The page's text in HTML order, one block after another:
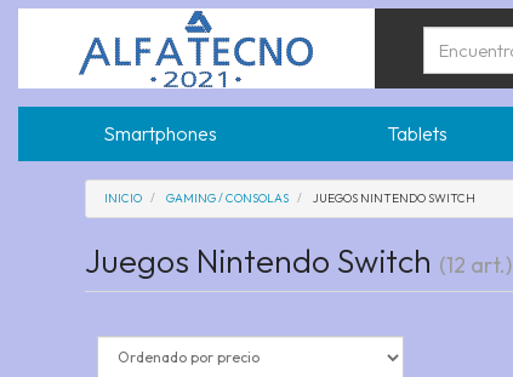
Smartphones Tablets
INICIO GAMING / CONSOLAS JUEGOS NINTENDO SWITCH
Juegos Nintendo Switch (12 art.)